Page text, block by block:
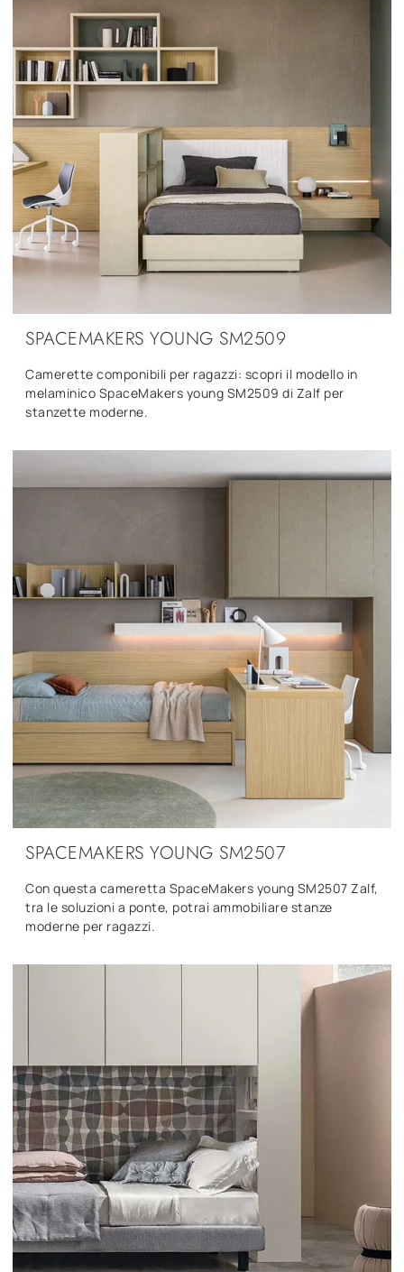
SPACEMAKERS YOUNG SM2509
Camerette componibili per ragazzi: scopri il modello in
melaminico SpaceMakers young SM2509 di Zalf per
stanzette moderne.
SPACEMAKERS YOUNG SM2507
Con questa cameretta SpaceMakers young SM2507 Zalf,
tra le soluzioni a ponte, potrai ammobiliare stanze
moderne per ragazzi.